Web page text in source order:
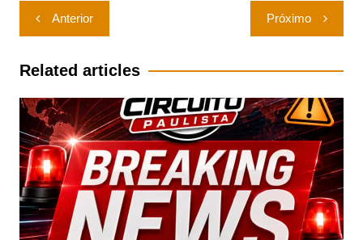
Navegação
de
Post
Anterior Próximo
Related articles